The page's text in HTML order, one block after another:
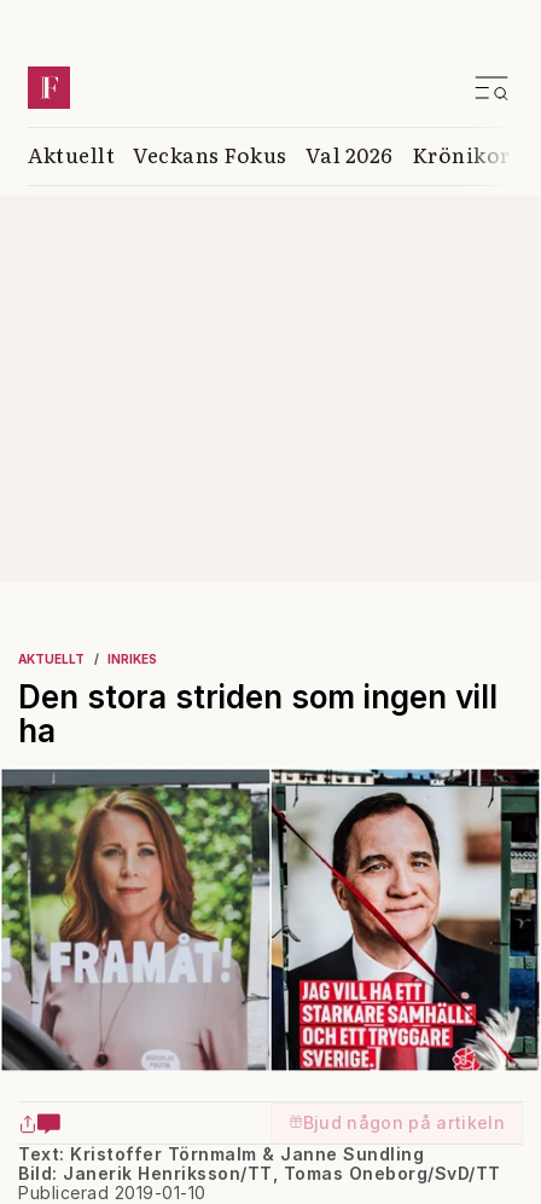
Aktuellt Veckans Fokus Val 2026 Krönikor
AKTUELLT INRIKES
Den stora striden som ingen vill
ha
Bjud någon på artikeln
Text: Kristoffer Törnmalm & Janne Sundling
Publicerad 2019-01-10
Bild: Janerik Henriksson/TT, Tomas Oneborg/SvD/TT